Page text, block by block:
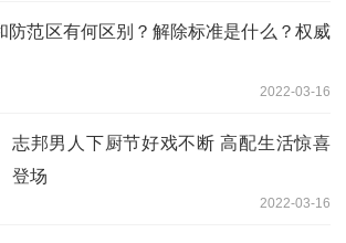
防范区有何区别？解除标准是什么？权威
2022-03-16
志邦男人下厨节好戏不断 高配生活惊喜
登场
2022-03-16